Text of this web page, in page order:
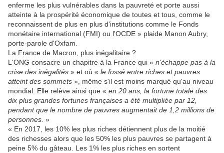
enferme les plus vulnérables dans la pauvreté et porte aussi
atteinte à la prospérité économique de toutes et tous, comme le
reconnaissent de plus en plus d'institutions comme le Fonds
monétaire international (FMI) ou l'OCDE » plaide Manon Aubry,
porte-parole d'Oxfam.
La France de Macron, plus inégalitaire ?
L'ONG consacre un chapitre à la France qui « n'échappe pas à la
crise des inégalités » et où « le fossé entre riches et pauvres
atteint des sommets », même s'il est moins marqué qu'au niveau
mondial. Elle relève ainsi que « en 20 ans, la fortune totale des
dix plus grandes fortunes françaises a été multipliée par 12,
pendant que le nombre de pauvres augmentait de 1,2 millions de
personnes. »
« En 2017, les 10% les plus riches détiennent plus de la moitié
des richesses alors que les 50% les plus pauvres se partagent à
peine 5% du gâteau. Les 1% les plus riches en sortent